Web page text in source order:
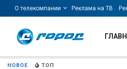
НОВОЕ ТОП
О телекомпании Реклама на ТВ